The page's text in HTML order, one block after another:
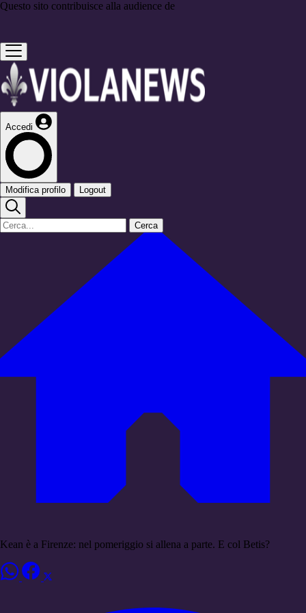
Questo sito contribuisce alla audience de
Accedi
Modifica profilo Logout
Cerca
Kean è a Firenze: nel pomeriggio si allena a parte. E col Betis?